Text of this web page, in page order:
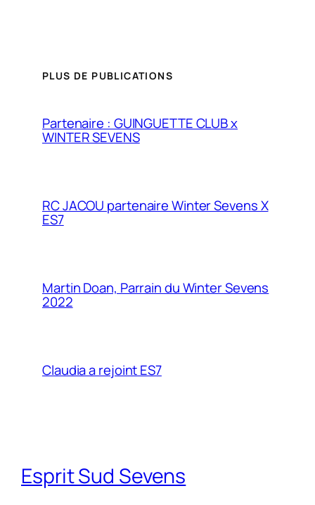
PLUS DE PUBLICATIONS
Partenaire : GUINGUETTE CLUB x
WINTER SEVENS
RC JACOU partenaire Winter Sevens X
ES7
Martin Doan, Parrain du Winter Sevens
2022
Claudia a rejoint ES7
Esprit Sud Sevens